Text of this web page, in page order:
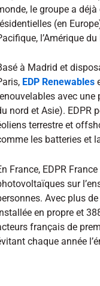
le groupe a
(en
l’Amérique
à Madrid et
EDP Renewables
avec une
nord et Asie). EDPR
terrestre et
les batteries et
France, EDPR
sur
Avec plus
en propre et
français de
chaque année